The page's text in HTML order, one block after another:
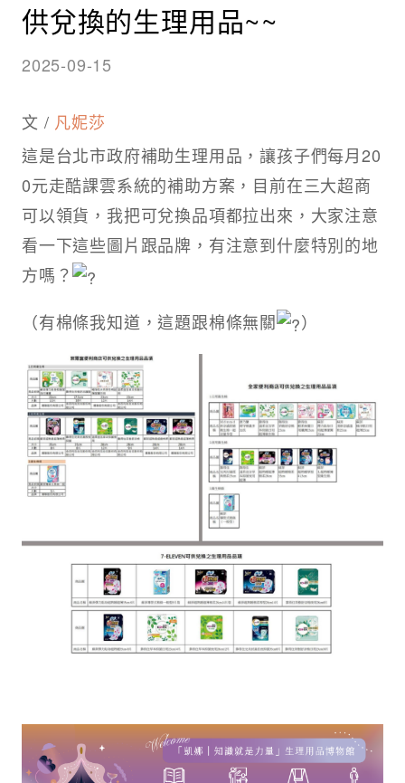
供兌換的生理用品~~
2025-09-15
文 / 凡妮莎
這是台北市政府補助生理用品，讓孩子們每月20
0元走酷課雲系統的補助方案，目前在三大超商
可以領貨，我把可兌換品項都拉出來，大家注意
看一下這些圖片跟品牌，有注意到什麼特別的地
方嗎？
（有棉條我知道，這題跟棉條無關
）